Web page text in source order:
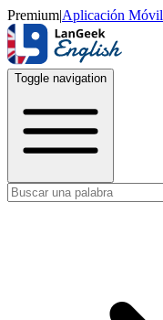
Premium|Aplicación Móvil
Toggle navigation